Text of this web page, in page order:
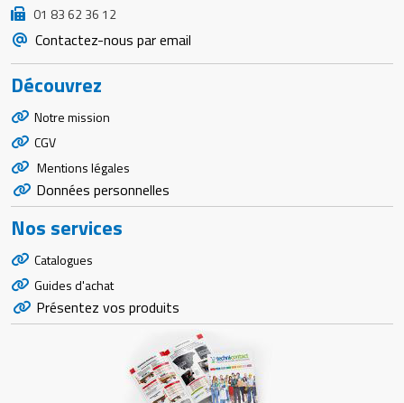
01 83 62 36 12
Contactez-nous par email
Découvrez
Notre mission
CGV
Mentions légales
Données personnelles
Nos services
Catalogues
Guides d'achat
Présentez vos produits